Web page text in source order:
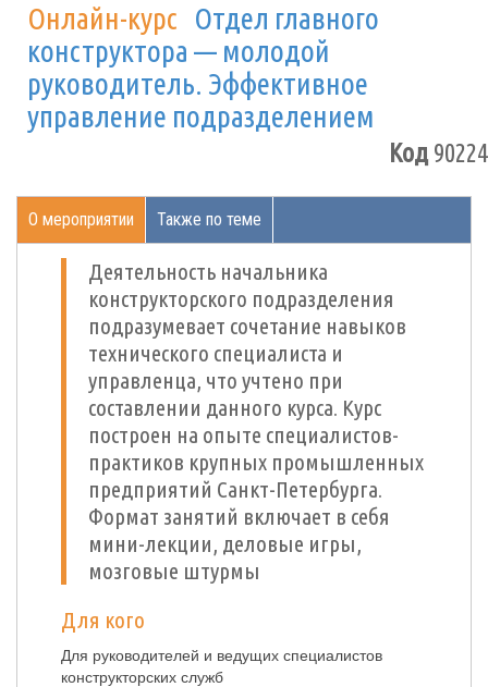
Онлайн-курс Отдел главного
конструктора — молодой
руководитель. Эффективное
управление подразделением
Код90224
О мероприятии Также по теме
Деятельность начальника
конструкторского подразделения
подразумевает сочетание навыков
технического специалиста и
управленца, что учтено при
составлении данного курса. Курс
построен на опыте специалистов-
практиков крупных промышленных
предприятий Санкт-Петербурга.
Формат занятий включает в себя
мини-лекции, деловые игры,
мозговые штурмы
Для кого
Для руководителей и ведущих специалистов
конструкторских служб